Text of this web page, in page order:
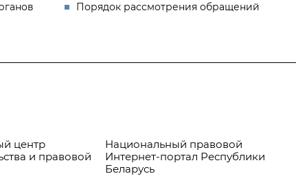
Порядок рассмотрения обращений
центр
и правовой
Национальный правовой
Интернет-портал Республики
Беларусь